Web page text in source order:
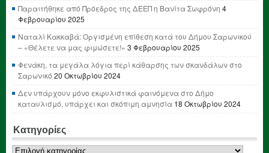
Παραιτήθηκε από Πρόεδρος της ΔΕΕΠ η Βανίτα Σωφρόνη 4
Φεβρουαρίου 2025
Ναταλί Κακκαβά: Οργισμένη επίθεση κατά του Δήμου Σαρωνικού
– «Θέλετε να μας φιμώσετε!» 3 Φεβρουαρίου 2025
Φενάκη, τα μεγάλα λόγια περί κάθαρσης των σκανδάλων στο
Σαρωνικό 20 Οκτωβρίου 2024
Δεν υπάρχουν μόνο εκφυλιστικά φαινόμενα στο Δήμο
καταυλισμό, υπάρχει και σκόπιμη αμνησία 18 Οκτωβρίου 2024
Κατηγορίες
Κατηγορίες